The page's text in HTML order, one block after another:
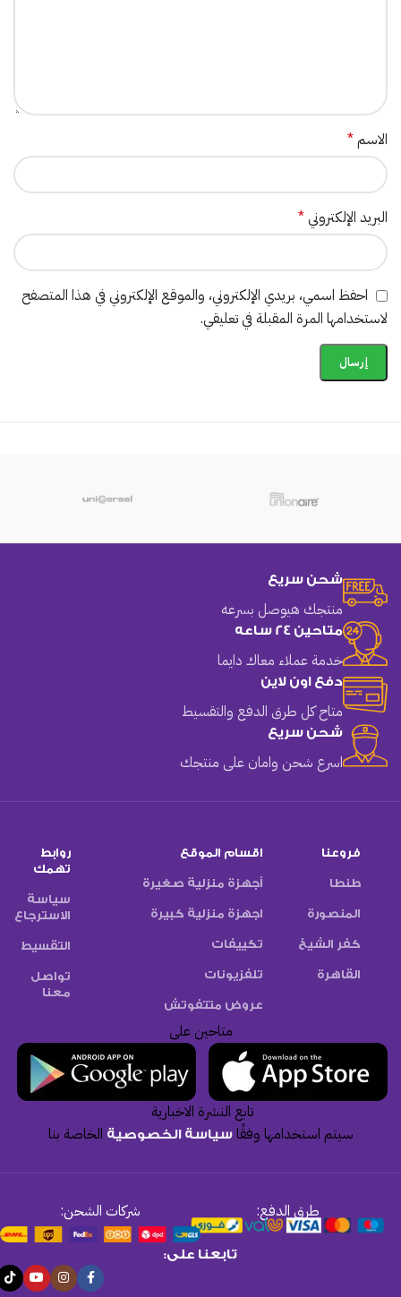
الاسم*
البريد الإلكتروني*
احفظ اسمي، بريدي الإلكتروني، والموقع الإلكتروني في هذا المتصفح
لاستخدامها المرة المقبلة في تعليقي.
شحن سريع
منتجك هيوصل بسرعه
متاحين 24 ساعه
خدمة عملاء معاك دايما
دفع اون لاين
متاح كل طرق الدفع والتقسيط
شحن سريع
اسرع شحن وامان على منتجك
فروعنا
طنطا
المنصورة
كفر الشيخ
القاهرة
اقسام الموقع
أجهزة منزلية صغيرة
اجهزة منزلية كبيرة
تكييفات
تلفزيونات
عروض متتفوتش
روابط
تهمك
سياسة
الاسترجاع
التقسيط
تواصل
معنا
متاحين على
تابع النشرة الاخبارية
سيتم استخدامها وفقًاسياسة الخصوصية الخاصة بنا
طرق الدفع: شركات الشحن:
تابعنا على: